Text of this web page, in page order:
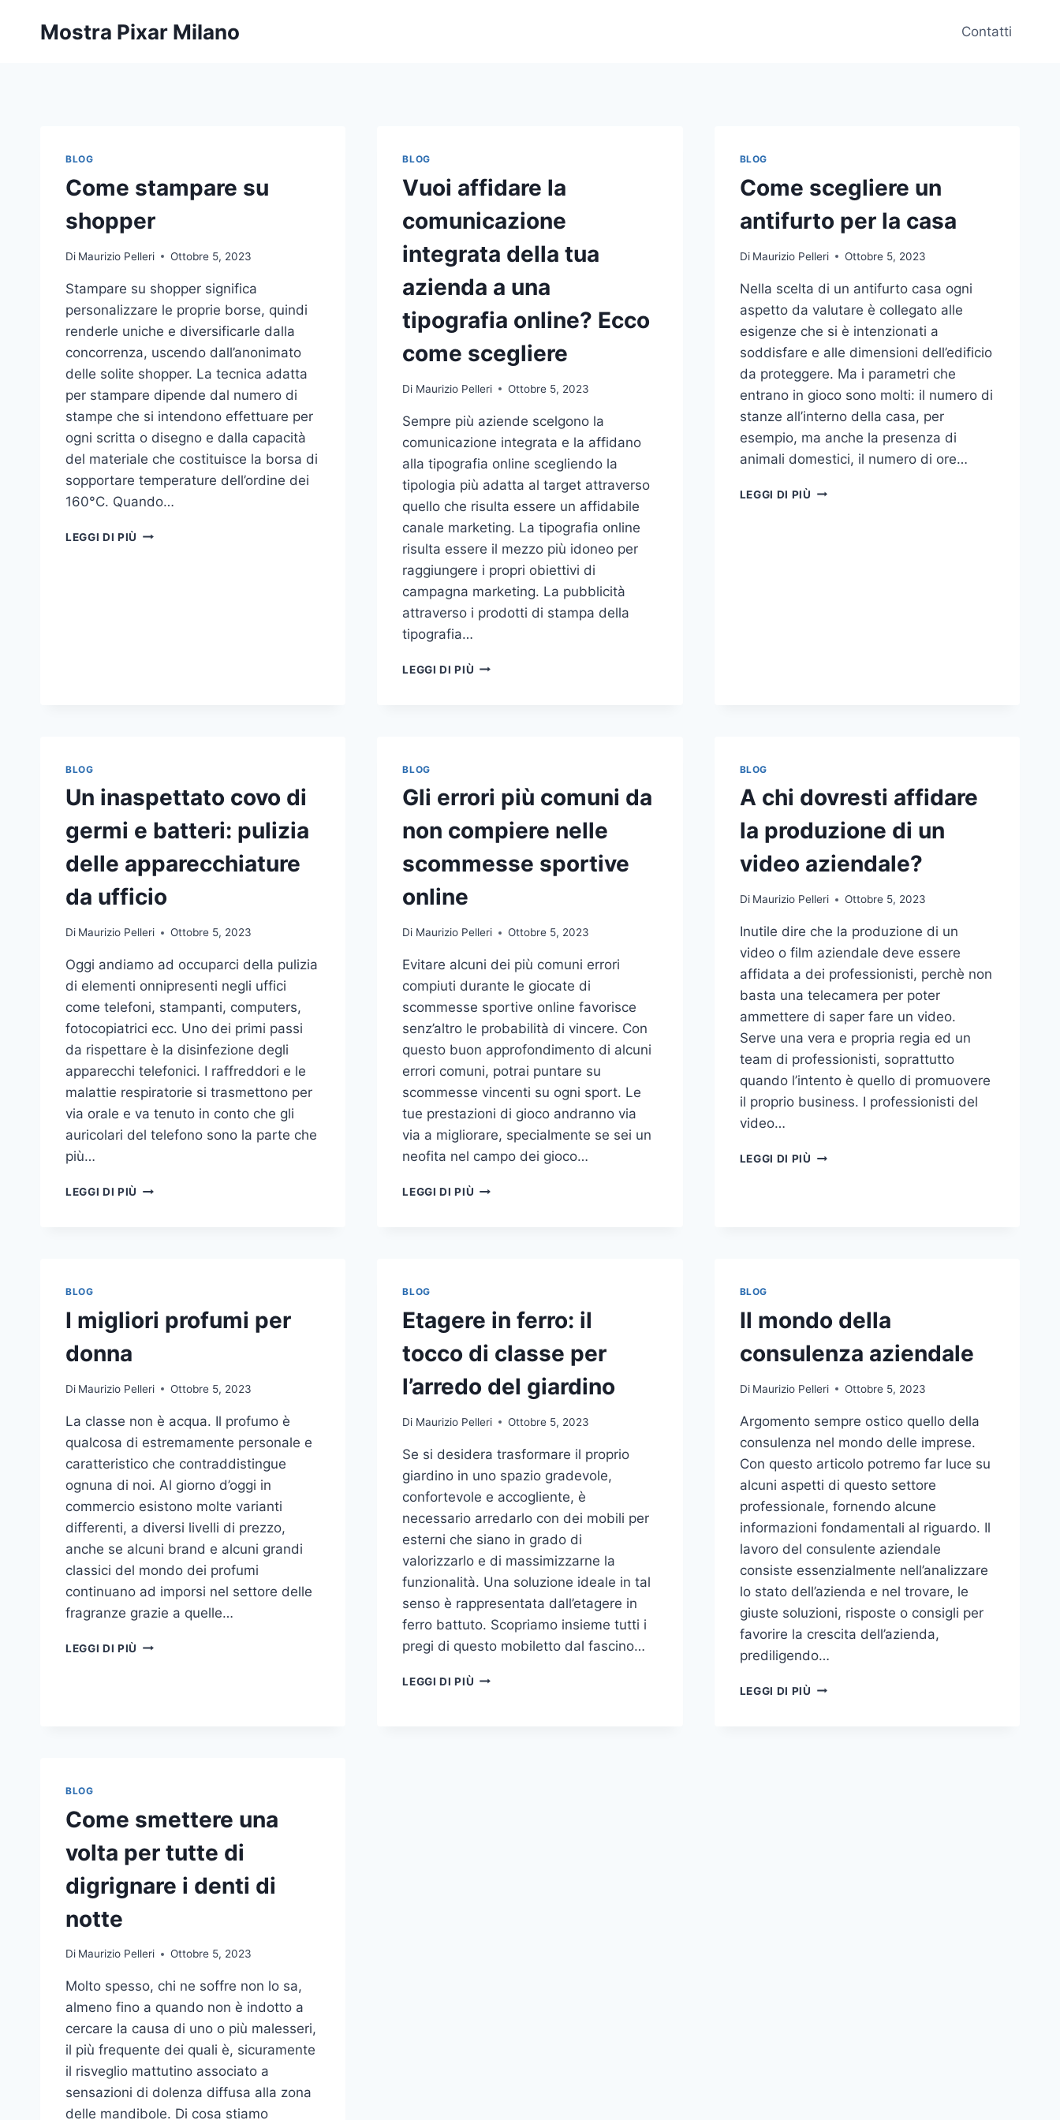
Mostra Pixar Milano Contatti
BLOG
Come stampare su
shopper
Di Maurizio Pelleri Ottobre 5, 2023
Stampare su shopper significa
personalizzare le proprie borse, quindi
renderle uniche e diversificarle dalla
concorrenza, uscendo dall’anonimato
delle solite shopper. La tecnica adatta
per stampare dipende dal numero di
stampe che si intendono effettuare per
ogni scritta o disegno e dalla capacità
del materiale che costituisce la borsa di
sopportare temperature dell’ordine dei
160°C. Quando…
LEGGI DI PIÙ COME
BLOG
Vuoi affidare la
comunicazione
integrata della tua
azienda a una
tipografia online? Ecco
come scegliere
Di Maurizio Pelleri Ottobre 5, 2023
Sempre più aziende scelgono la
comunicazione integrata e la affidano
alla tipografia online scegliendo la
tipologia più adatta al target attraverso
quello che risulta essere un affidabile
canale marketing. La tipografia online
risulta essere il mezzo più idoneo per
raggiungere i propri obiettivi di
campagna marketing. La pubblicità
attraverso i prodotti di stampa della
tipografia…
LEGGI DI PIÙ VUOI
A
TIPOGRAFIA
ONLINE?
ECCO
BLOG
Come scegliere un
antifurto per la casa
Di Maurizio Pelleri Ottobre 5, 2023
Nella scelta di un antifurto casa ogni
aspetto da valutare è collegato alle
esigenze che si è intenzionati a
soddisfare e alle dimensioni dell’edificio
da proteggere. Ma i parametri che
entrano in gioco sono molti: il numero di
stanze all’interno della casa, per
esempio, ma anche la presenza di
animali domestici, il numero di ore…
LEGGI DI PIÙ COME
BLOG
Un inaspettato covo di
germi e batteri: pulizia
delle apparecchiature
da ufficio
Di Maurizio Pelleri Ottobre 5, 2023
Oggi andiamo ad occuparci della pulizia
di elementi onnipresenti negli uffici
come telefoni, stampanti, computers,
fotocopiatrici ecc. Uno dei primi passi
da rispettare è la disinfezione degli
apparecchi telefonici. I raffreddori e le
malattie respiratorie si trasmettono per
via orale e va tenuto in conto che gli
auricolari del telefono sono la parte che
più…
LEGGI DI PIÙ UN
DELLE
APPARECCHIATURE
BLOG
Gli errori più comuni da
non compiere nelle
scommesse sportive
online
Di Maurizio Pelleri Ottobre 5, 2023
Evitare alcuni dei più comuni errori
compiuti durante le giocate di
scommesse sportive online favorisce
senz’altro le probabilità di vincere. Con
questo buon approfondimento di alcuni
errori comuni, potrai puntare su
scommesse vincenti su ogni sport. Le
tue prestazioni di gioco andranno via
via a migliorare, specialmente se sei un
neofita nel campo dei gioco…
LEGGI DI PIÙ GLI
SCOMMESSE
ONLINE
BLOG
A chi dovresti affidare
la produzione di un
video aziendale?
Di Maurizio Pelleri Ottobre 5, 2023
Inutile dire che la produzione di un
video o film aziendale deve essere
affidata a dei professionisti, perchè non
basta una telecamera per poter
ammettere di saper fare un video.
Serve una vera e propria regia ed un
team di professionisti, soprattutto
quando l’intento è quello di promuovere
il proprio business. I professionisti del
video…
LEGGI DI PIÙ
BLOG
I migliori profumi per
donna
Di Maurizio Pelleri Ottobre 5, 2023
La classe non è acqua. Il profumo è
qualcosa di estremamente personale e
caratteristico che contraddistingue
ognuna di noi. Al giorno d’oggi in
commercio esistono molte varianti
differenti, a diversi livelli di prezzo,
anche se alcuni brand e alcuni grandi
classici del mondo dei profumi
continuano ad imporsi nel settore delle
fragranze grazie a quelle…
LEGGI DI PIÙ
BLOG
Etagere in ferro: il
tocco di classe per
l’arredo del giardino
Di Maurizio Pelleri Ottobre 5, 2023
Se si desidera trasformare il proprio
giardino in uno spazio gradevole,
confortevole e accogliente, è
necessario arredarlo con dei mobili per
esterni che siano in grado di
valorizzarlo e di massimizzarne la
funzionalità. Una soluzione ideale in tal
senso è rappresentata dall’etagere in
ferro battuto. Scopriamo insieme tutti i
pregi di questo mobiletto dal fascino…
LEGGI DI PIÙ ETAGERE
BLOG
Il mondo della
consulenza aziendale
Di Maurizio Pelleri Ottobre 5, 2023
Argomento sempre ostico quello della
consulenza nel mondo delle imprese.
Con questo articolo potremo far luce su
alcuni aspetti di questo settore
professionale, fornendo alcune
informazioni fondamentali al riguardo. Il
lavoro del consulente aziendale
consiste essenzialmente nell’analizzare
lo stato dell’azienda e nel trovare, le
giuste soluzioni, risposte o consigli per
favorire la crescita dell’azienda,
prediligendo…
LEGGI DI PIÙ IL
BLOG
Come smettere una
volta per tutte di
digrignare i denti di
notte
Di Maurizio Pelleri Ottobre 5, 2023
Molto spesso, chi ne soffre non lo sa,
almeno fino a quando non è indotto a
cercare la causa di uno o più malesseri,
il più frequente dei quali è, sicuramente
il risveglio mattutino associato a
sensazioni di dolenza diffusa alla zona
delle mandibole. Di cosa stiamo